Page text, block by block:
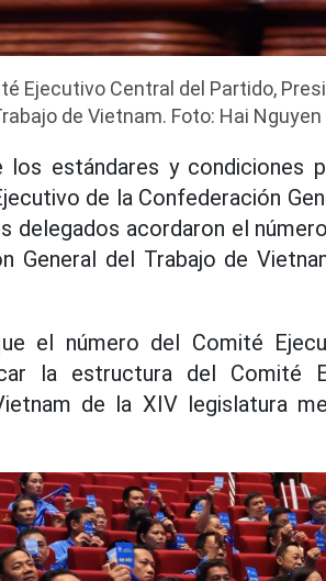
Ejecutivo Central del Partido,
de Vietnam. Foto: Hai Nguyen
los estándares y condiciones
de la Confederación
delegados acordaron el
General del Trabajo de
el número del Comité
la estructura del Comité
de la XIV legislatura